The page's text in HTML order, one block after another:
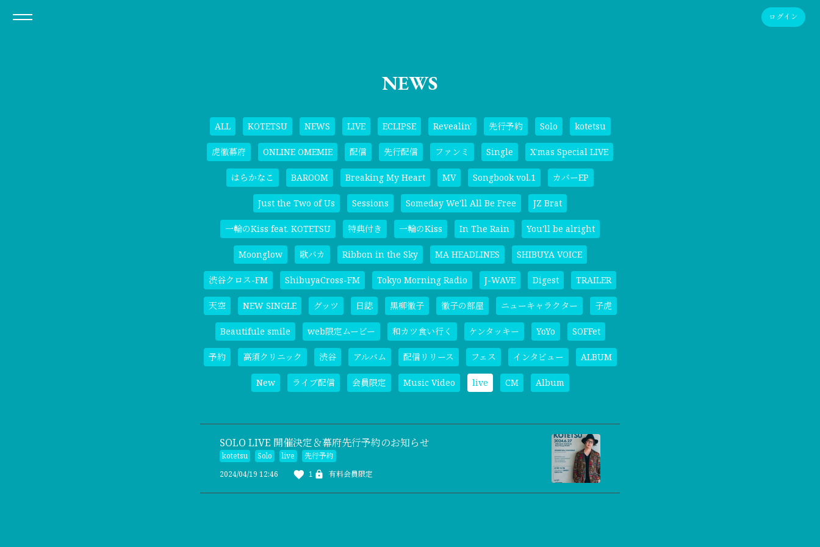
ログイン
NEWS
ALL KOTETSU NEWS LIVE ECLIPSE Revealin' 先行予約 Solo kotetsu
虎徹幕府 ONLINE OMEMIE 配信 先行配信 ファンミ Single X'mas Special LIVE
はらかなこ BAROOM Breaking My Heart MV Songbook vol.1 カバーEP
Just the Two of Us Sessions Someday We'll All Be Free JZ Brat
一輪のKiss feat. KOTETSU 特典付き 一輪のKiss In The Rain You'll be alright
Moonglow 歌バカ Ribbon in the Sky MA HEADLINES SHIBUYA VOICE
渋谷クロス-FM ShibuyaCross-FM Tokyo Morning Radio J-WAVE Digest TRAILER
天空 NEW SINGLE グッツ 日誌 黒柳徹子 徹子の部屋 ニューキャラクター 子虎
Beautifule smile web限定ムービー 和カツ食い行く ケンタッキー YoYo SOFFet
予約 高須クリニック 渋谷 アルバム 配信リリース フェス インタビュー ALBUM
New ライブ配信 会員限定 Music Video live CM Album
SOLO LIVE 開催決定＆幕府先行予約のお知らせ
kotetsu Solo live
先行予約
2024/04/19 12:46
1 有料会員限定